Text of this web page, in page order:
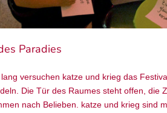
Paradies
lang versuchen katze und krieg das
Die Tür des Raumes steht offen, die
nach Belieben. katze und krieg sind